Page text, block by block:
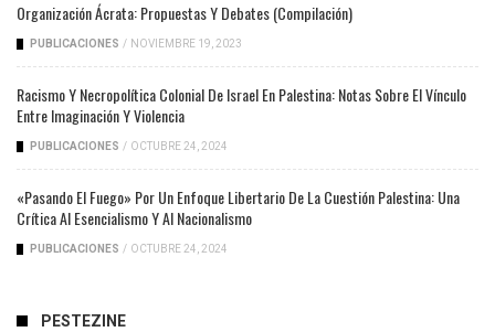
Organización Ácrata: Propuestas Y Debates (compilación)
PUBLICACIONES / NOVIEMBRE 19, 2023
Racismo Y Necropolítica Colonial De Israel En Palestina: Notas Sobre El Vínculo
Entre Imaginación Y Violencia
PUBLICACIONES / OCTUBRE 24, 2024
«Pasando El Fuego» Por Un Enfoque Libertario De La Cuestión Palestina: Una
Crítica Al Esencialismo Y Al Nacionalismo
PUBLICACIONES / OCTUBRE 24, 2024
PESTEZINE